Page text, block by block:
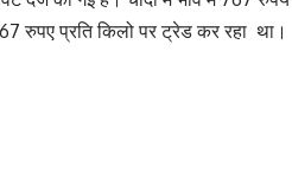
रुपए प्रति किलो पर ट्रेड कर रहा था।